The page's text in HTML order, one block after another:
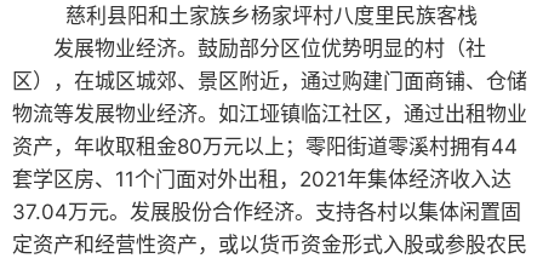
慈利县阳和土家族乡杨家坪村八度里民族客栈
发展物业经济。鼓励部分区位优势明显的村（社
区），在城区城郊、景区附近，通过购建门面商铺、仓储
物流等发展物业经济。如江垭镇临江社区，通过出租物业
资产，年收取租金80万元以上；零阳街道零溪村拥有44
套学区房、11个门面对外出租，2021年集体经济收入达
37.04万元。发展股份合作经济。支持各村以集体闲置固
定资产和经营性资产，或以货币资金形式入股或参股农民